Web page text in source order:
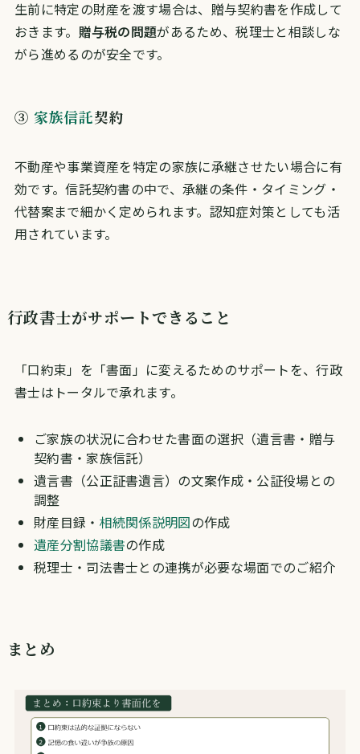
生前に特定の財産を渡す場合は、贈与契約書を作成して
おきます。 贈与税の問題があるため、税理士と相談しな
がら進めるのが安全です。
③ 家族信託契約
不動産や事業資産を特定の家族に承継させたい場合に有
効です。信託契約書の中で、承継の条件・タイミング・
代替案まで細かく定められます。認知症対策としても活
用されています。
行政書士がサポートできること
「口約束」を「書面」に変えるためのサポートを、行政
書士はトータルで承れます。
ご家族の状況に合わせた書面の選択（遺言書・贈与
契約書・家族信託）
遺言書（公正証書遺言）の文案作成・公証役場との
調整
財産目録・ 相続関係説明図の作成
遺産分割協議書の作成
税理士・司法書士との連携が必要な場面でのご紹介
まとめ